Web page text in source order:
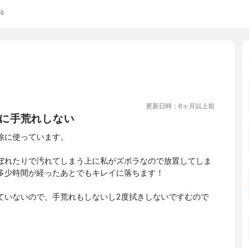
更新日時：6ヶ月以上前
手荒れしない
使っています。
れたりで汚れてしまう上に私がズボラなので放置してしま
時間が経ったあとでもキレイに落ちます！
いないので、手荒れもしないし2度拭きしないですむので